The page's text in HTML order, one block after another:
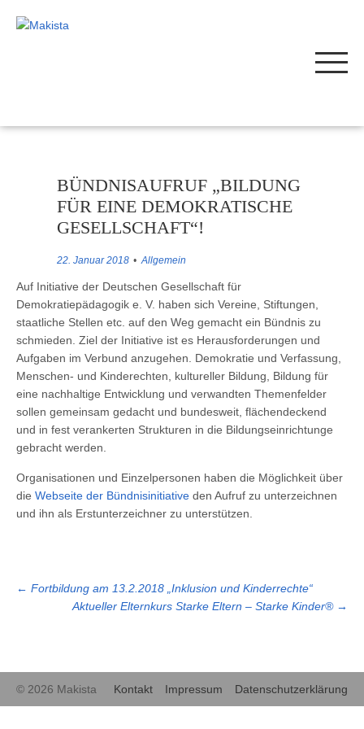
BÜNDNISAUFRUF „BILDUNG
FÜR EINE DEMOKRATISCHE
GESELLSCHAFT“!
22. Januar 2018 Allgemein
Auf Initiative der Deutschen Gesellschaft für
Demokratiepädagogik e. V. haben sich Vereine, Stiftungen,
staatliche Stellen etc. auf den Weg gemacht ein Bündnis zu
schmieden. Ziel der Initiative ist es Herausforderungen und
Aufgaben im Verbund anzugehen. Demokratie und Verfassung,
Menschen- und Kinderechten, kultureller Bildung, Bildung für
eine nachhaltige Entwicklung und verwandten Themenfelder
sollen gemeinsam gedacht und bundesweit, flächendeckend
und in fest verankerten Strukturen in die Bildungseinrichtunge
gebracht werden.
Organisationen und Einzelpersonen haben die Möglichkeit über
die Webseite der Bündnisinitiative den Aufruf zu unterzeichnen
und ihn als Erstunterzeichner zu unterstützen.
← Fortbildung am 13.2.2018 „Inklusion und Kinderrechte“
Aktueller Elternkurs Starke Eltern – Starke Kinder® →
© 2026 Makista Kontakt Impressum Datenschutzerklärung